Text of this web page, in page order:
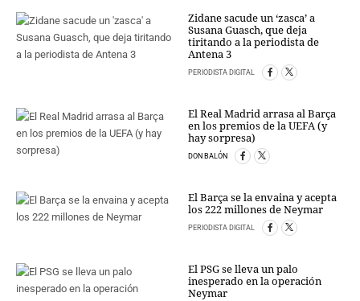
SERVICIOS
OFERTAS
MEDIOS
MÁS SERVICIOS
AMÉRICA
ESPAÑA
Zidane sacude un ‘zasca’ a
Susana Guasch, que deja
tiritando a la periodista de
Antena 3
PERIODISTA DIGITAL
El Real Madrid arrasa al Barça
en los premios de la UEFA (y
hay sorpresa)
DON BALÓN
El Barça se la envaina y acepta
los 222 millones de Neymar
PERIODISTA DIGITAL
El PSG se lleva un palo
inesperado en la operación
Neymar